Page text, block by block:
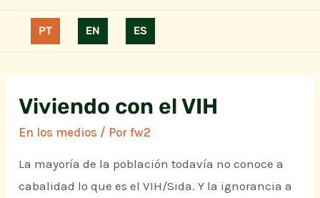
PT EN ES
Viviendo con el VIH
En los medios / Porfw2
La mayoría de la población todavía no conoce a
cabalidad lo que es el VIH/Sida. Y la ignorancia a